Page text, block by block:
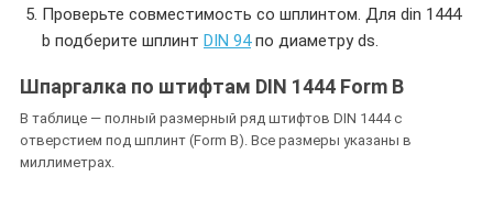
Проверьте совместимость со шплинтом. Для din 1444
b подберите шплинт DIN 94по диаметру ds.
Шпаргалка по штифтам DIN 1444 Form B
В таблице — полный размерный ряд штифтов DIN 1444 с
отверстием под шплинт (Form B). Все размеры указаны в
миллиметрах.